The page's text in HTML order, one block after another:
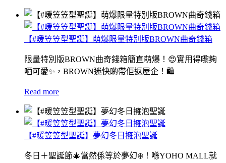
【#暖笠笠型聖誕】萌爆限量特別版BROWN曲奇錢箱
限量特別版BROWN曲奇錢箱簡直萌爆！😍實用得嚟夠
哂可愛✨，BROWN迷快啲帶佢返屋企！🛍
Read more
【#暖笠笠型聖誕】夢幻冬日擁泡聖誕
冬日＋聖誕節🎄當然係等於夢幻❄️！喺YOHO MALL就